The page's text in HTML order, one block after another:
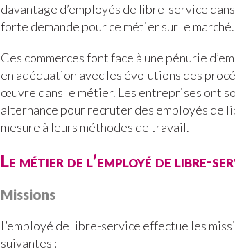
davantage d’employés de libre-service
forte demande pour ce métier sur le marché.
Ces commerces font face à une pénurie
en adéquation avec les évolutions des
œuvre dans le métier. Les entreprises ont
alternance pour recruter des employés de
mesure à leurs méthodes de travail.
Le métier de l’employé de libre-
Missions
L’employé de libre-service effectue les
suivantes :